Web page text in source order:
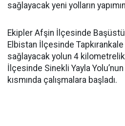
sağlayacak yeni yolların
Ekipler Afşin İlçesinde Başüstü
Elbistan İlçesinde Tapkırankale
sağlayacak yolun 4 kilometrelik
İlçesinde Sinekli Yayla
kısmında çalışmalara başladı.